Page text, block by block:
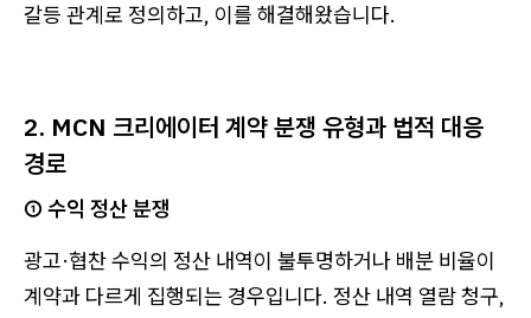
갈등 관계로 정의하고, 이를 해결해왔습니다.
2. MCN 크리에이터 계약 분쟁 유형과 법적 대응
경로
① 수익 정산 분쟁
광고·협찬 수익의 정산 내역이 불투명하거나 배분 비율이
계약과 다르게 집행되는 경우입니다. 정산 내역 열람 청구,